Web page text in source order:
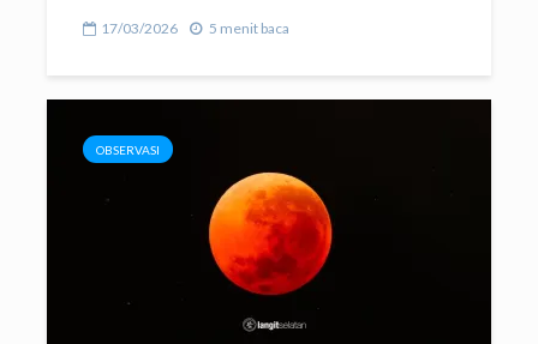
17/03/2026 5 menit baca
OBSERVASI